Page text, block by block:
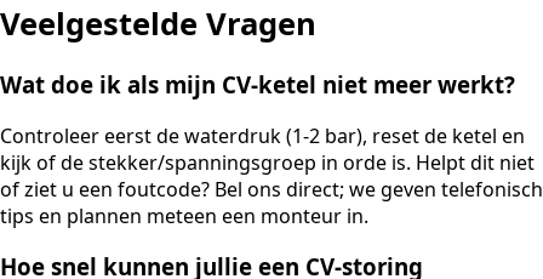
Veelgestelde Vragen
Wat doe ik als mijn CV-ketel niet meer werkt?
Controleer eerst de waterdruk (1-2 bar), reset de ketel en
kijk of de stekker/spanningsgroep in orde is. Helpt dit niet
of ziet u een foutcode? Bel ons direct; we geven telefonisch
tips en plannen meteen een monteur in.
Hoe snel kunnen jullie een CV-storing